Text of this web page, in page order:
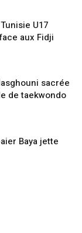
U17
aux Fidji
sacrée
de taekwondo
Baya jette